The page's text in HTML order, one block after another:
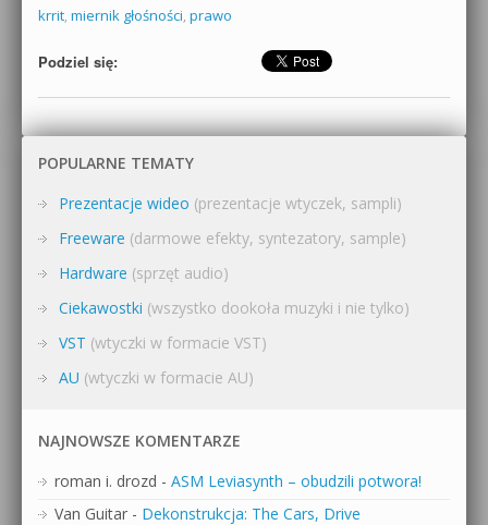
krrit, miernik głośności, prawo
Podziel się:
POPULARNE TEMATY
Prezentacje wideo (prezentacje wtyczek, sampli)
Freeware (darmowe efekty, syntezatory, sample)
Hardware (sprzęt audio)
Ciekawostki (wszystko dookoła muzyki i nie tylko)
VST (wtyczki w formacie VST)
AU (wtyczki w formacie AU)
NAJNOWSZE KOMENTARZE
roman i. drozd - ASM Leviasynth – obudzili potwora!
Van Guitar - Dekonstrukcja: The Cars, Drive